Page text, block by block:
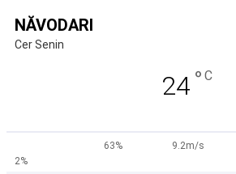
NĂVODARI
Cer Senin
24 ° C
63%
9.2m/s
2%